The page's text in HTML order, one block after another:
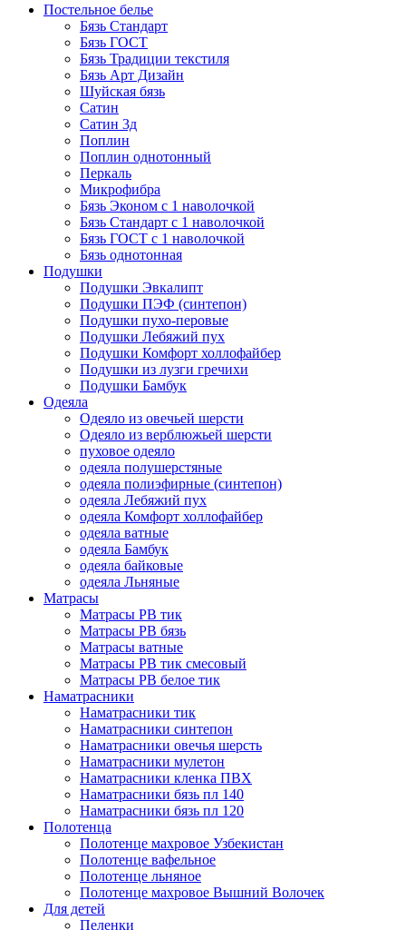
Постельное белье
Бязь Стандарт
Бязь ГОСТ
Бязь Традиции текстиля
Бязь Арт Дизайн
Шуйская бязь
Сатин
Сатин 3д
Поплин
Поплин однотонный
Перкаль
Микрофибра
Бязь Эконом с 1 наволочкой
Бязь Стандарт с 1 наволочкой
Бязь ГОСТ с 1 наволочкой
Бязь однотонная
Подушки
Подушки Эвкалипт
Подушки ПЭФ (синтепон)
Подушки пухо-перовые
Подушки Лебяжий пух
Подушки Комфорт холлофайбер
Подушки из лузги гречихи
Подушки Бамбук
Одеяла
Одеяло из овечьей шерсти
Одеяло из верблюжьей шерсти
пуховое одеяло
одеяла полушерстяные
одеяла полиэфирные (синтепон)
одеяла Лебяжий пух
одеяла Комфорт холлофайбер
одеяла ватные
одеяла Бамбук
одеяла байковые
одеяла Льняные
Матрасы
Матрасы РВ тик
Матрасы РВ бязь
Матрасы ватные
Матрасы РВ тик смесовый
Матрасы РВ белое тик
Наматрасники
Наматрасники тик
Наматрасники синтепон
Наматрасники овечья шерсть
Наматрасники мулетон
Наматрасники кленка ПВХ
Наматрасники бязь пл 140
Наматрасники бязь пл 120
Полотенца
Полотенце махровое Узбекистан
Полотенце вафельное
Полотенце льняное
Полотенце махровое Вышний Волочек
Для детей
Пеленки